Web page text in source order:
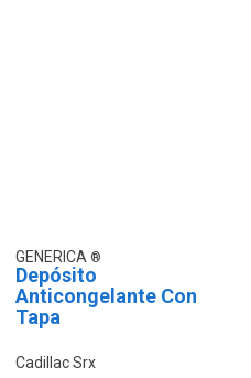
GENERICA
Depósito
Anticongelante Con
Tapa
Cadillac Srx